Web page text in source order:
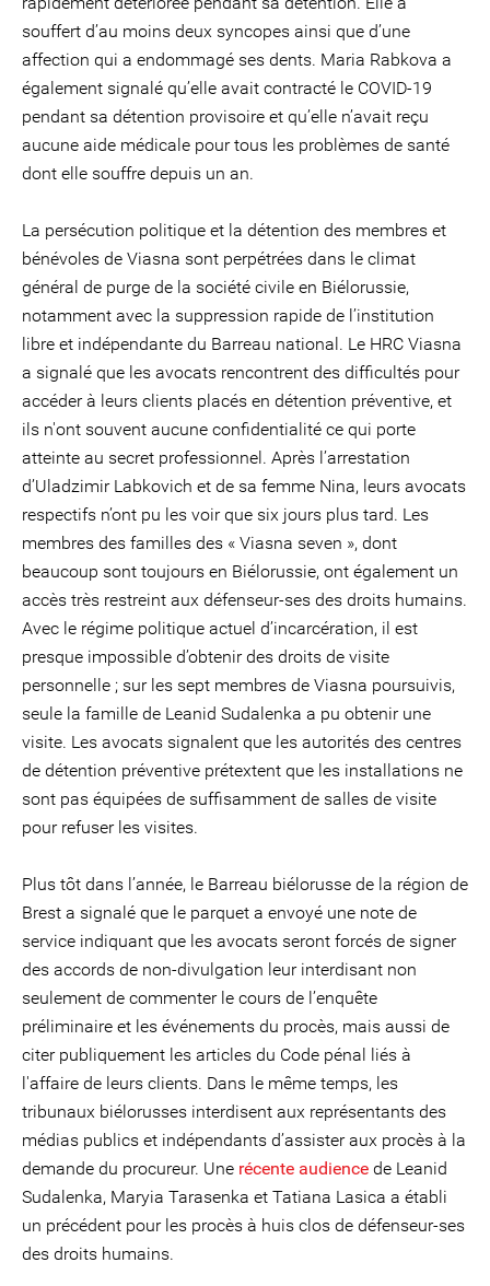
souffert d’au moins deux syncopes ainsi que d’une
affection qui a endommagé ses dents. Maria Rabkova a
également signalé qu’elle avait contracté le COVID-19
pendant sa détention provisoire et qu’elle n’avait reçu
aucune aide médicale pour tous les problèmes de santé
dont elle souffre depuis un an.
La persécution politique et la détention des membres et
bénévoles de Viasna sont perpétrées dans le climat
général de purge de la société civile en Biélorussie,
notamment avec la suppression rapide de l’institution
libre et indépendante du Barreau national. Le HRC Viasna
a signalé que les avocats rencontrent des difficultés pour
accéder à leurs clients placés en détention préventive, et
ils n'ont souvent aucune confidentialité ce qui porte
atteinte au secret professionnel. Après l’arrestation
d’Uladzimir Labkovich et de sa femme Nina, leurs avocats
respectifs n’ont pu les voir que six jours plus tard. Les
membres des familles des « Viasna seven », dont
beaucoup sont toujours en Biélorussie, ont également un
accès très restreint aux défenseur-ses des droits humains.
Avec le régime politique actuel d’incarcération, il est
presque impossible d’obtenir des droits de visite
personnelle ; sur les sept membres de Viasna poursuivis,
seule la famille de Leanid Sudalenka a pu obtenir une
visite. Les avocats signalent que les autorités des centres
de détention préventive prétextent que les installations ne
sont pas équipées de suffisamment de salles de visite
pour refuser les visites.
Plus tôt dans l’année, le Barreau biélorusse de la région de
Brest a signalé que le parquet a envoyé une note de
service indiquant que les avocats seront forcés de signer
des accords de non-divulgation leur interdisant non
seulement de commenter le cours de l’enquête
préliminaire et les événements du procès, mais aussi de
citer publiquement les articles du Code pénal liés à
l'affaire de leurs clients. Dans le même temps, les
tribunaux biélorusses interdisent aux représentants des
médias publics et indépendants d’assister aux procès à la
demande du procureur. Une récente audience de Leanid
Sudalenka, Maryia Tarasenka et Tatiana Lasica a établi
un précédent pour les procès à huis clos de défenseur-ses
des droits humains.